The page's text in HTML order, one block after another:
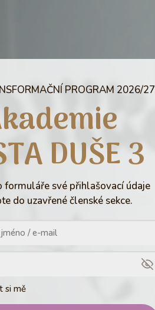
PROGRAM 2026/27
DUŠE 3
své přihlašovací údaje
do uzavřené členské sekce.
si mě